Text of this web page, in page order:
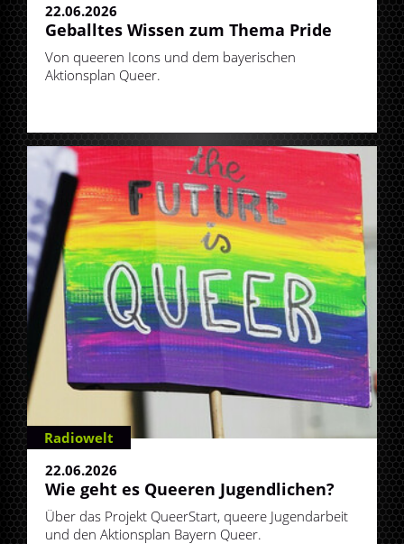
22.06.2026
Geballtes Wissen zum Thema Pride
Von queeren Icons und dem bayerischen
Aktionsplan Queer.
Radiowelt
22.06.2026
Wie geht es Queeren Jugendlichen?
Über das Projekt QueerStart, queere Jugendarbeit
und den Aktionsplan Bayern Queer.